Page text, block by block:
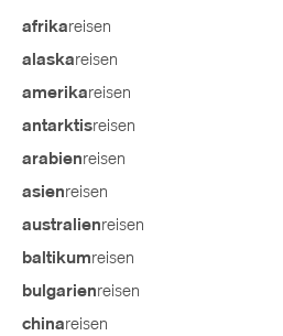
afrikareisen
alaskareisen
amerikareisen
antarktisreisen
arabienreisen
asienreisen
australienreisen
baltikumreisen
bulgarienreisen
chinareisen